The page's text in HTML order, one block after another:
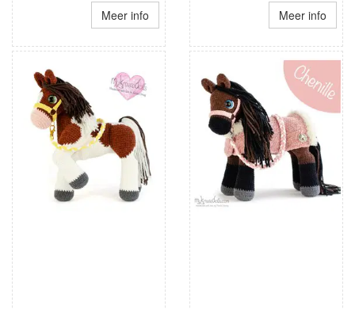
Meer info Meer info